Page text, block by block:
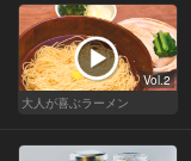
Vol.2
大人が喜ぶラーメン